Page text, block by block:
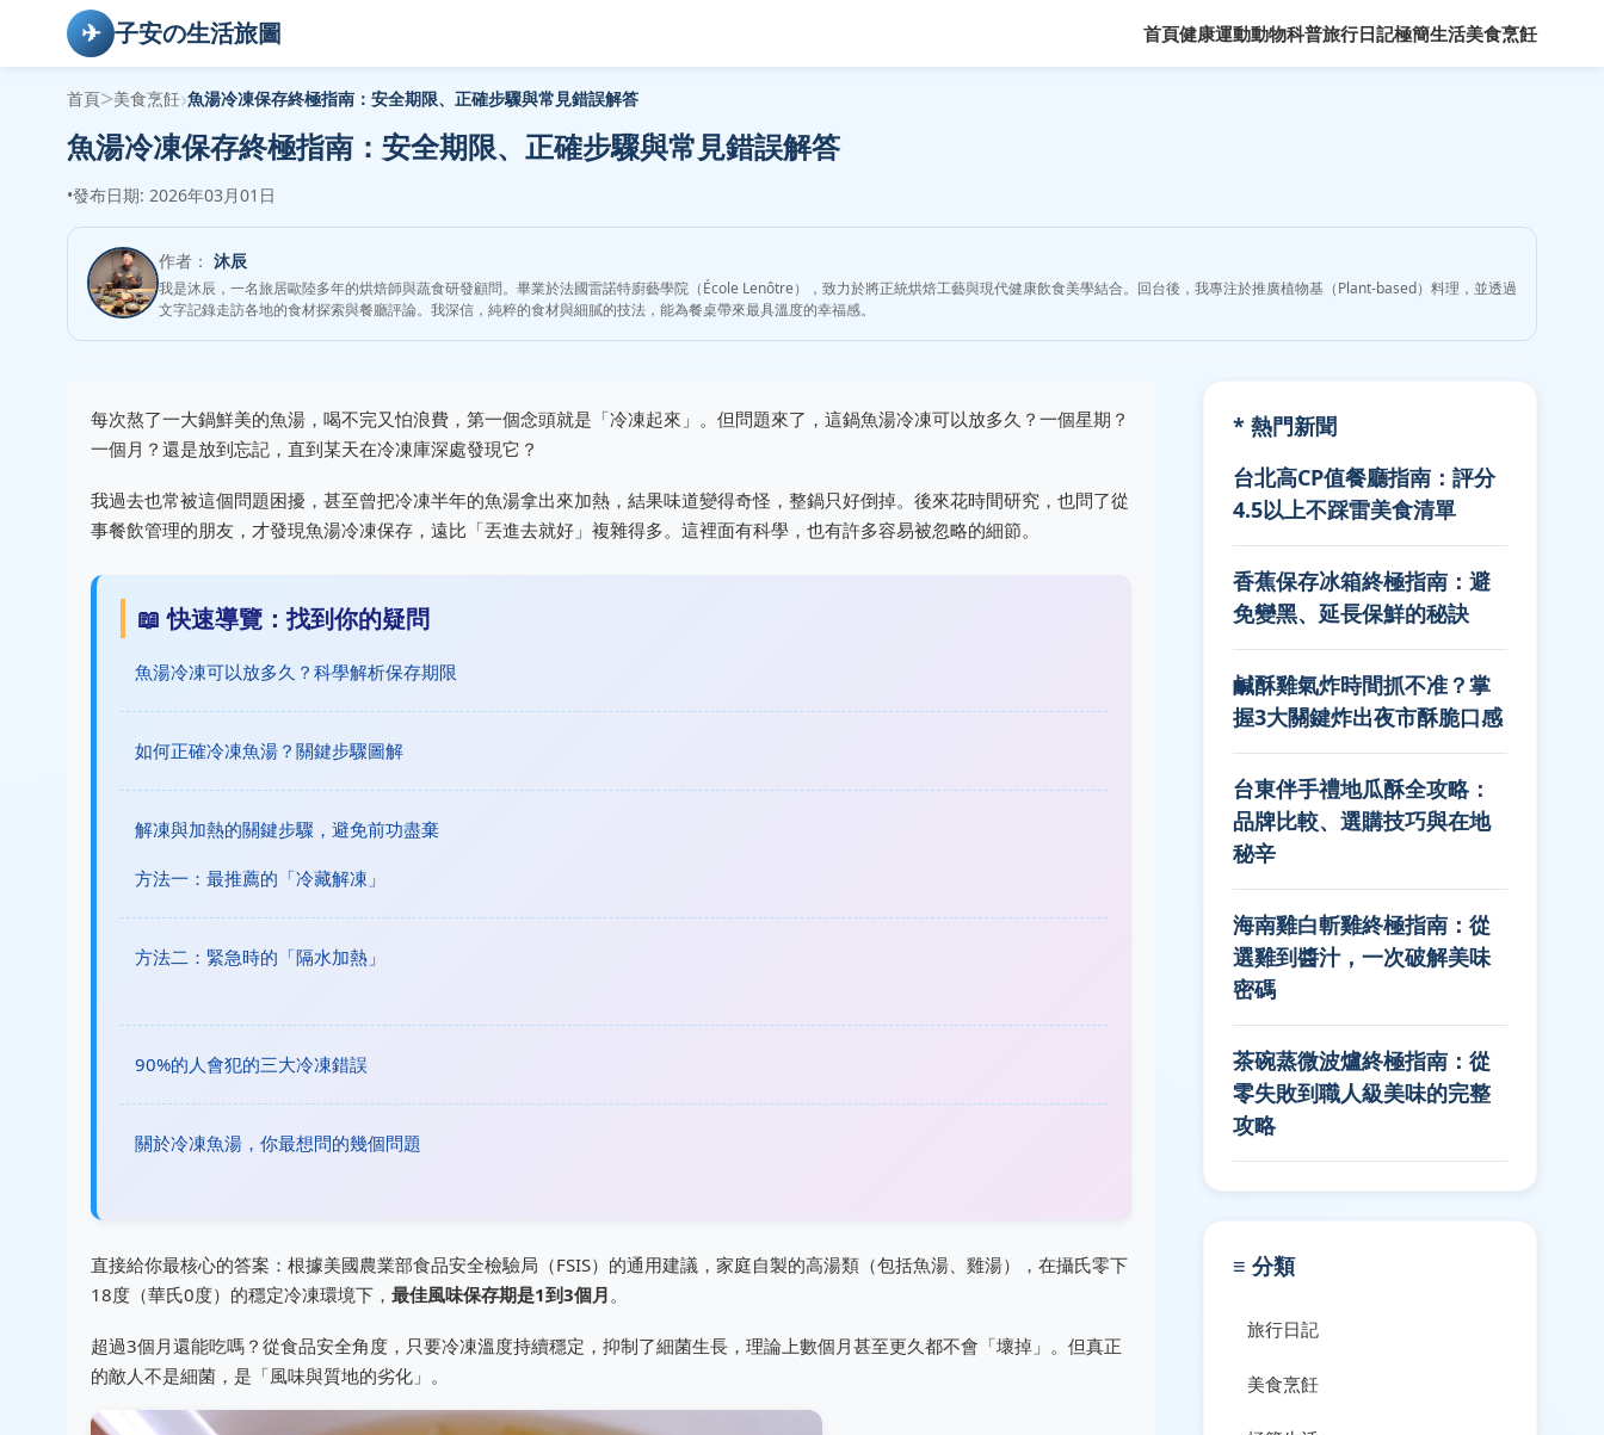
✈ 子安の生活旅圖 首頁健康運動動物科普旅行日記極簡生活美食烹飪
首頁>美食烹飪›魚湯冷凍保存終極指南：安全期限、正確步驟與常見錯誤解答
魚湯冷凍保存終極指南：安全期限、正確步驟與常見錯誤解答
•發布日期: 2026年03月01日
作者： 沐辰
我是沐辰，一名旅居歐陸多年的烘焙師與蔬食研發顧問。畢業於法國雷諾特廚藝學院（École Lenôtre），致力於將正統烘焙工藝與現代健康飲食美學結合。回台後，我專注於推廣植物基（Plant-based）料理，並透過
文字記錄走訪各地的食材探索與餐廳評論。我深信，純粹的食材與細膩的技法，能為餐桌帶來最具溫度的幸福感。
每次熬了一大鍋鮮美的魚湯，喝不完又怕浪費，第一個念頭就是「冷凍起來」。但問題來了，這鍋魚湯冷凍可以放多久？一個星期？
一個月？還是放到忘記，直到某天在冷凍庫深處發現它？
我過去也常被這個問題困擾，甚至曾把冷凍半年的魚湯拿出來加熱，結果味道變得奇怪，整鍋只好倒掉。後來花時間研究，也問了從
事餐飲管理的朋友，才發現魚湯冷凍保存，遠比「丟進去就好」複雜得多。這裡面有科學，也有許多容易被忽略的細節。
📖 快速導覽：找到你的疑問
魚湯冷凍可以放多久？科學解析保存期限
如何正確冷凍魚湯？關鍵步驟圖解
解凍與加熱的關鍵步驟，避免前功盡棄
方法一：最推薦的「冷藏解凍」
方法二：緊急時的「隔水加熱」
90%的人會犯的三大冷凍錯誤
關於冷凍魚湯，你最想問的幾個問題
直接給你最核心的答案：根據美國農業部食品安全檢驗局（FSIS）的通用建議，家庭自製的高湯類（包括魚湯、雞湯），在攝氏零下
18度（華氏0度）的穩定冷凍環境下， 最佳風味保存期是1到3個月。
超過3個月還能吃嗎？從食品安全角度，只要冷凍溫度持續穩定，抑制了細菌生長，理論上數個月甚至更久都不會「壞掉」。但真正
的敵人不是細菌，是「風味與質地的劣化」。
* 熱門新聞
台北高CP值餐廳指南：評分
4.5以上不踩雷美食清單
香蕉保存冰箱終極指南：避
免變黑、延長保鮮的秘訣
鹹酥雞氣炸時間抓不准？掌
握3大關鍵炸出夜市酥脆口感
台東伴手禮地瓜酥全攻略：
品牌比較、選購技巧與在地
秘辛
海南雞白斬雞終極指南：從
選雞到醬汁，一次破解美味
密碼
茶碗蒸微波爐終極指南：從
零失敗到職人級美味的完整
攻略
≡ 分類
旅行日記
美食烹飪